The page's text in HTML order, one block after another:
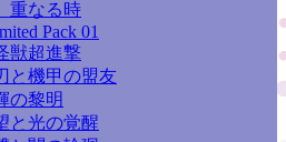
重なる時
Pack 01
獣超進撃
と機甲の盟友
の黎明
と光の覚醒